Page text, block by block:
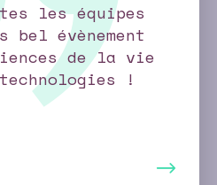
les équipes
bel évènement
de la vie
!